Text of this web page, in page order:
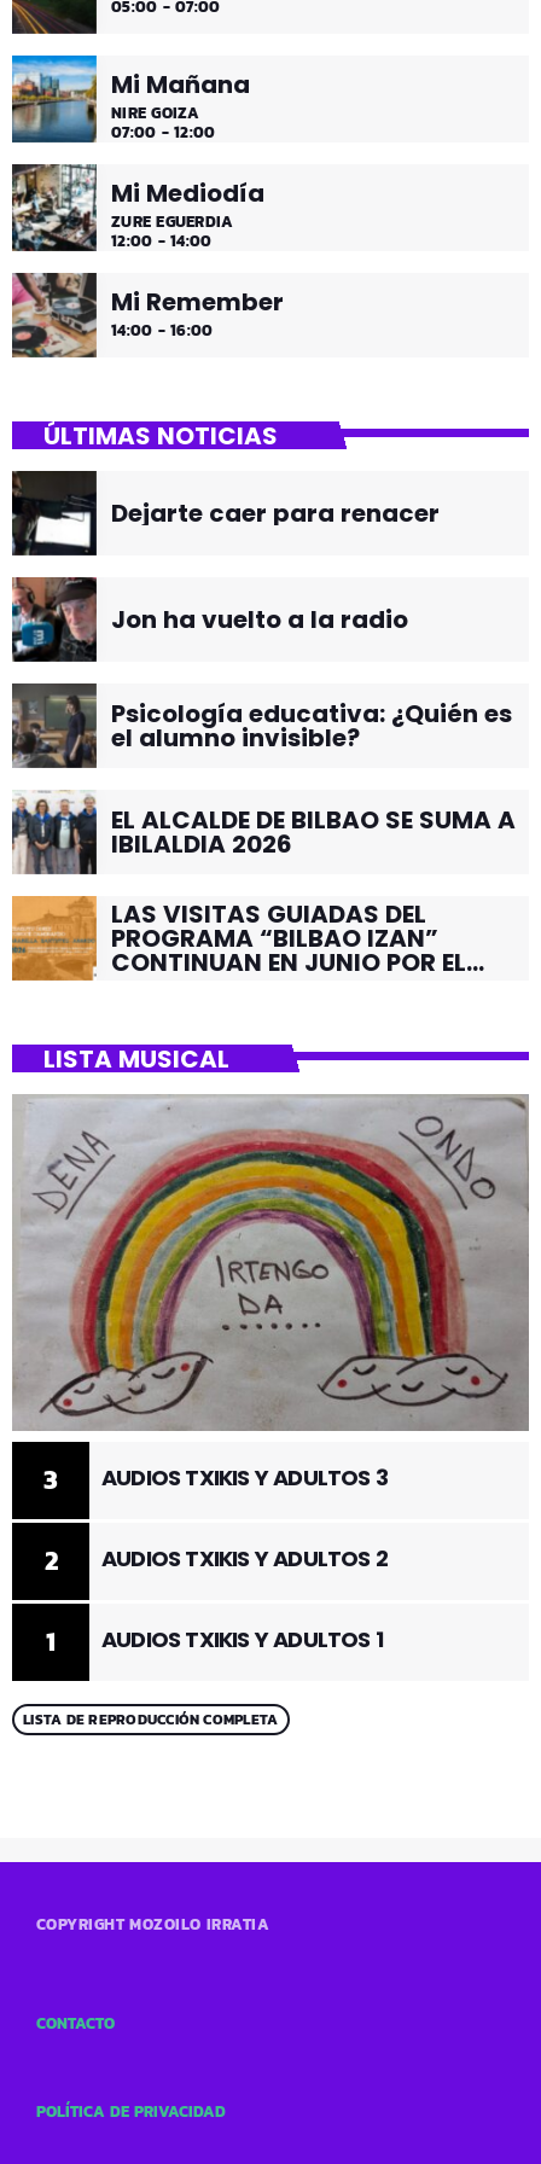
05:00 - 07:00
Mi Mañana
NIRE GOIZA
07:00 - 12:00
Mi Mediodía
ZURE EGUERDIA
12:00 - 14:00
Mi Remember
14:00 - 16:00
ÚLTIMAS NOTICIAS
Dejarte caer para renacer
Jon ha vuelto a la radio
Psicología educativa: ¿Quién es
el alumno invisible?
EL ALCALDE DE BILBAO SE SUMA A
IBILALDIA 2026
LAS VISITAS GUIADAS DEL
PROGRAMA “BILBAO IZAN”
CONTINUAN EN JUNIO POR EL
LISTA MUSICAL
1 AUDIOS TXIKIS Y ADULTOS 1
2 AUDIOS TXIKIS Y ADULTOS 2
3 AUDIOS TXIKIS Y ADULTOS 3
LISTA DE REPRODUCCIÓN COMPLETA
COPYRIGHT MOZOILO IRRATIA
CONTACTO
POLÍTICA DE PRIVACIDAD